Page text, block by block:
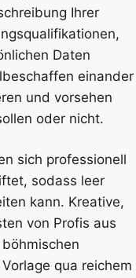
Ihrer
Daten
einander
und vorsehen
oder nicht.
sich professionell
sodass leer
kann. Kreative,
von Profis aus
qua reichem